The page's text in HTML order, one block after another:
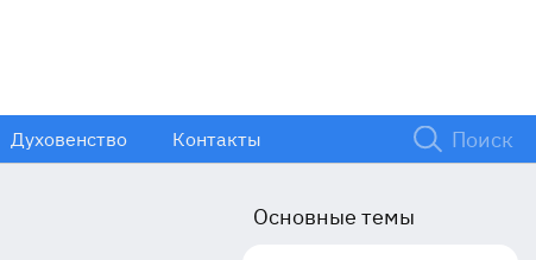
Духовенство Контакты
Основные темы